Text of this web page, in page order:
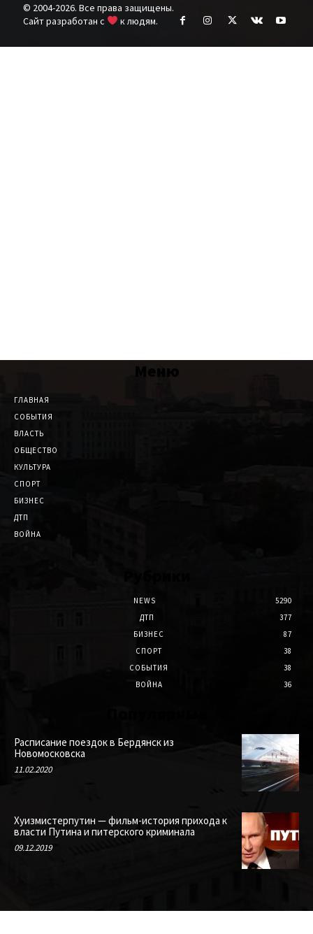
© 2004-2026. Все права защищены.
Cайт разработан с
к людям.
Меню
ГЛАВНАЯ
СОБЫТИЯ
ВЛАСТЬ
ОБЩЕСТВО
КУЛЬТУРА
СПОРТ
БИЗНЕС
ДТП
ВОЙНА
NEWS
5290
ДТП
377
БИЗНЕС
87
СПОРТ
38
СОБЫТИЯ
38
ВОЙНА
36
Расписание поездок в Бердянск из
Новомосковска
11.02.2020
Хуизмистерпутин — фильм-история прихода к
власти Путина и питерского криминала
09.12.2019